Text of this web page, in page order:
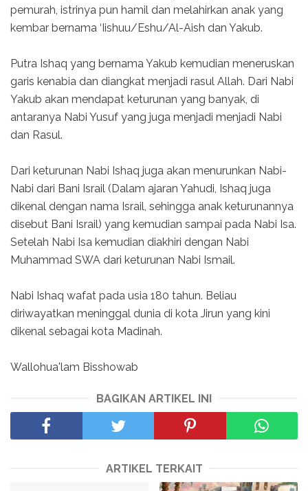
pemurah, istrinya pun hamil dan melahirkan anak yang
kembar bernama ‘Iishuu/Eshu/Al-Aish dan Yakub.
Putra Ishaq yang bernama Yakub kemudian meneruskan
garis kenabia dan diangkat menjadi rasul Allah. Dari Nabi
Yakub akan mendapat keturunan yang banyak, di
antaranya Nabi Yusuf yang juga menjadi menjadi Nabi
dan Rasul.
Dari keturunan Nabi Ishaq juga akan menurunkan Nabi-
Nabi dari Bani Israil (Dalam ajaran Yahudi, Ishaq juga
dikenal dengan nama Israil, sehingga anak keturunannya
disebut Bani Israil) yang kemudian sampai pada Nabi Isa.
Setelah Nabi Isa kemudian diakhiri dengan Nabi
Muhammad SWA dari keturunan Nabi Ismail.
Nabi Ishaq wafat pada usia 180 tahun. Beliau
diriwayatkan meninggal dunia di kota Jirun yang kini
dikenal sebagai kota Madinah.
Wallohua'lam Bisshowab
BAGIKAN ARTIKEL INI
ARTIKEL TERKAIT